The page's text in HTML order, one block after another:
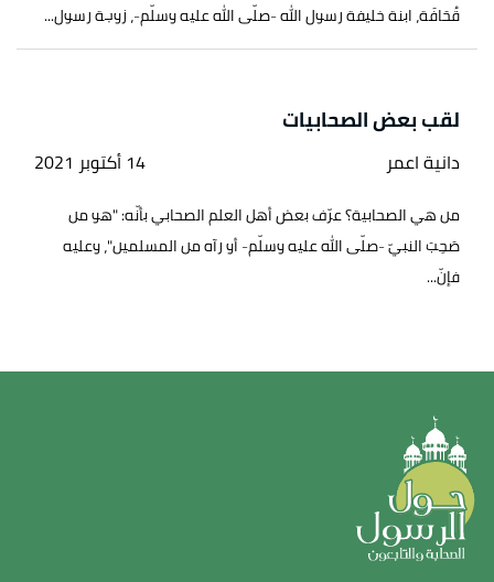
قُحَافَة، ابنة خليفة رسول الله -صلّى الله عليه وسلّم-، زوجة رسول...
لقب بعض الصحابيات
دانية اعمر 14 أكتوبر 2021
من هي الصحابية؟ عرّف بعض أهل العلم الصحابي بأنّه: "هو من
صَحِبَ النبيّ -صلّى الله عليه وسلّم- أو رآه من المسلمين"، وعليه
فإنّ...